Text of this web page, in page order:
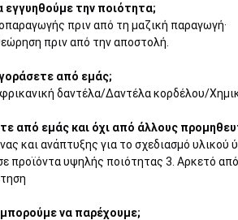
την ποιότητα;
πριν από τη μαζική παραγωγή·
πριν από την αποστολή.
από εμάς;
δαντέλα/Δαντέλα κορδέλου/
από εμάς και όχι από άλλους
και ανάπτυξης για το σχεδιασμό
προϊόντα υψηλής ποιότητας 3. Αρκετό
να παρέχουμε;